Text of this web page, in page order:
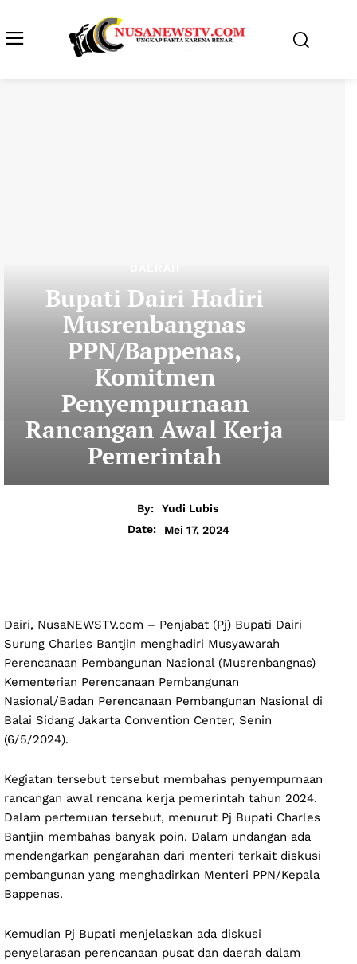
Bupati Dairi Hadiri
Musrenbangnas
PPN/Bappenas,
Komitmen
Penyempurnaan
Rancangan Awal Kerja
Pemerintah
By:
Yudi Lubis
Date:
Mei 17, 2024
Dairi, NusaNEWSTV.com – Penjabat (Pj) Bupati Dairi
Surung Charles Bantjin menghadiri Musyawarah
Perencanaan Pembangunan Nasional (Musrenbangnas)
Kementerian Perencanaan Pembangunan
Nasional/Badan Perencanaan Pembangunan Nasional di
Balai Sidang Jakarta Convention Center, Senin
(6/5/2024).
Kegiatan tersebut tersebut membahas penyempurnaan
rancangan awal rencana kerja pemerintah tahun 2024.
Dalam pertemuan tersebut, menurut Pj Bupati Charles
Bantjin membahas banyak poin. Dalam undangan ada
mendengarkan pengarahan dari menteri terkait diskusi
pembangunan yang menghadirkan Menteri PPN/Kepala
Bappenas.
Kemudian Pj Bupati menjelaskan ada diskusi
penyelarasan perencanaan pusat dan daerah dalam